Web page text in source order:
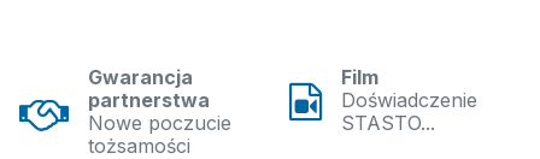
Gwarancja
partnerstwa
Nowe poczucie
tożsamości
Film
Doświadczenie
STASTO...